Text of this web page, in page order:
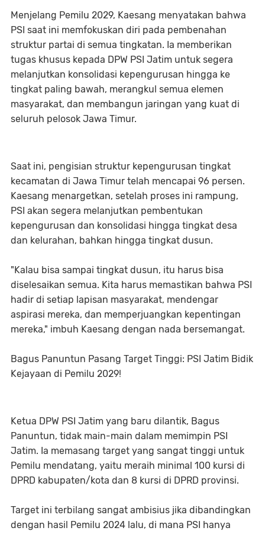
Menjelang Pemilu 2029, Kaesang menyatakan bahwa
PSI saat ini memfokuskan diri pada pembenahan
struktur partai di semua tingkatan. Ia memberikan
tugas khusus kepada DPW PSI Jatim untuk segera
melanjutkan konsolidasi kepengurusan hingga ke
tingkat paling bawah, merangkul semua elemen
masyarakat, dan membangun jaringan yang kuat di
seluruh pelosok Jawa Timur.
Saat ini, pengisian struktur kepengurusan tingkat
kecamatan di Jawa Timur telah mencapai 96 persen.
Kaesang menargetkan, setelah proses ini rampung,
PSI akan segera melanjutkan pembentukan
kepengurusan dan konsolidasi hingga tingkat desa
dan kelurahan, bahkan hingga tingkat dusun.
"Kalau bisa sampai tingkat dusun, itu harus bisa
diselesaikan semua. Kita harus memastikan bahwa PSI
hadir di setiap lapisan masyarakat, mendengar
aspirasi mereka, dan memperjuangkan kepentingan
mereka," imbuh Kaesang dengan nada bersemangat.
Bagus Panuntun Pasang Target Tinggi: PSI Jatim Bidik
Kejayaan di Pemilu 2029!
Ketua DPW PSI Jatim yang baru dilantik, Bagus
Panuntun, tidak main-main dalam memimpin PSI
Jatim. Ia memasang target yang sangat tinggi untuk
Pemilu mendatang, yaitu meraih minimal 100 kursi di
DPRD kabupaten/kota dan 8 kursi di DPRD provinsi.
Target ini terbilang sangat ambisius jika dibandingkan
dengan hasil Pemilu 2024 lalu, di mana PSI hanya